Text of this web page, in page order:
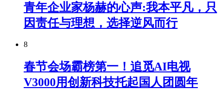
青年企业家杨赫的心声:我本平凡，只
因责任与理想，选择逆风而行
8
春节会场霸榜第一！追觅AI电视
V3000用创新科技托起国人团圆年